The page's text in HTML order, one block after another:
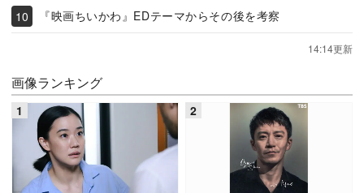
『映画ちいかわ』EDテーマからその後を考察
14:14更新
画像ランキング